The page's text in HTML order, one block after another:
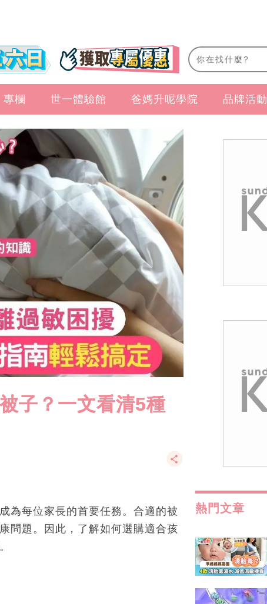
專欄 世一體驗館 爸媽升呢學院 品牌活動
子？一文看清5種
為每位家長的首要任務。合適的被
問題。因此，了解如何選購適合孩
熱門文章